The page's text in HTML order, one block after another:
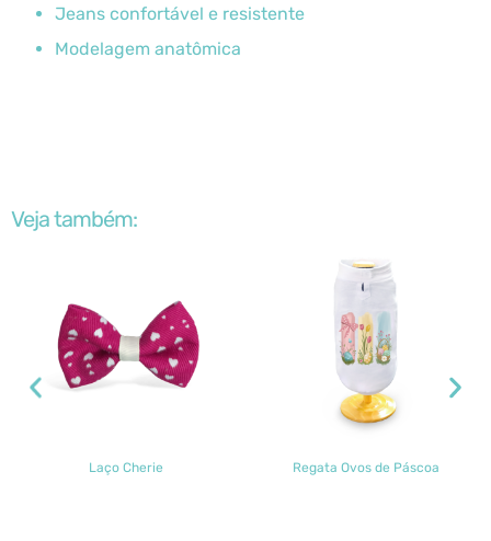
Jeans confortável e resistente
Modelagem anatômica
Veja também:
Laço Cherie Regata Ovos de Páscoa